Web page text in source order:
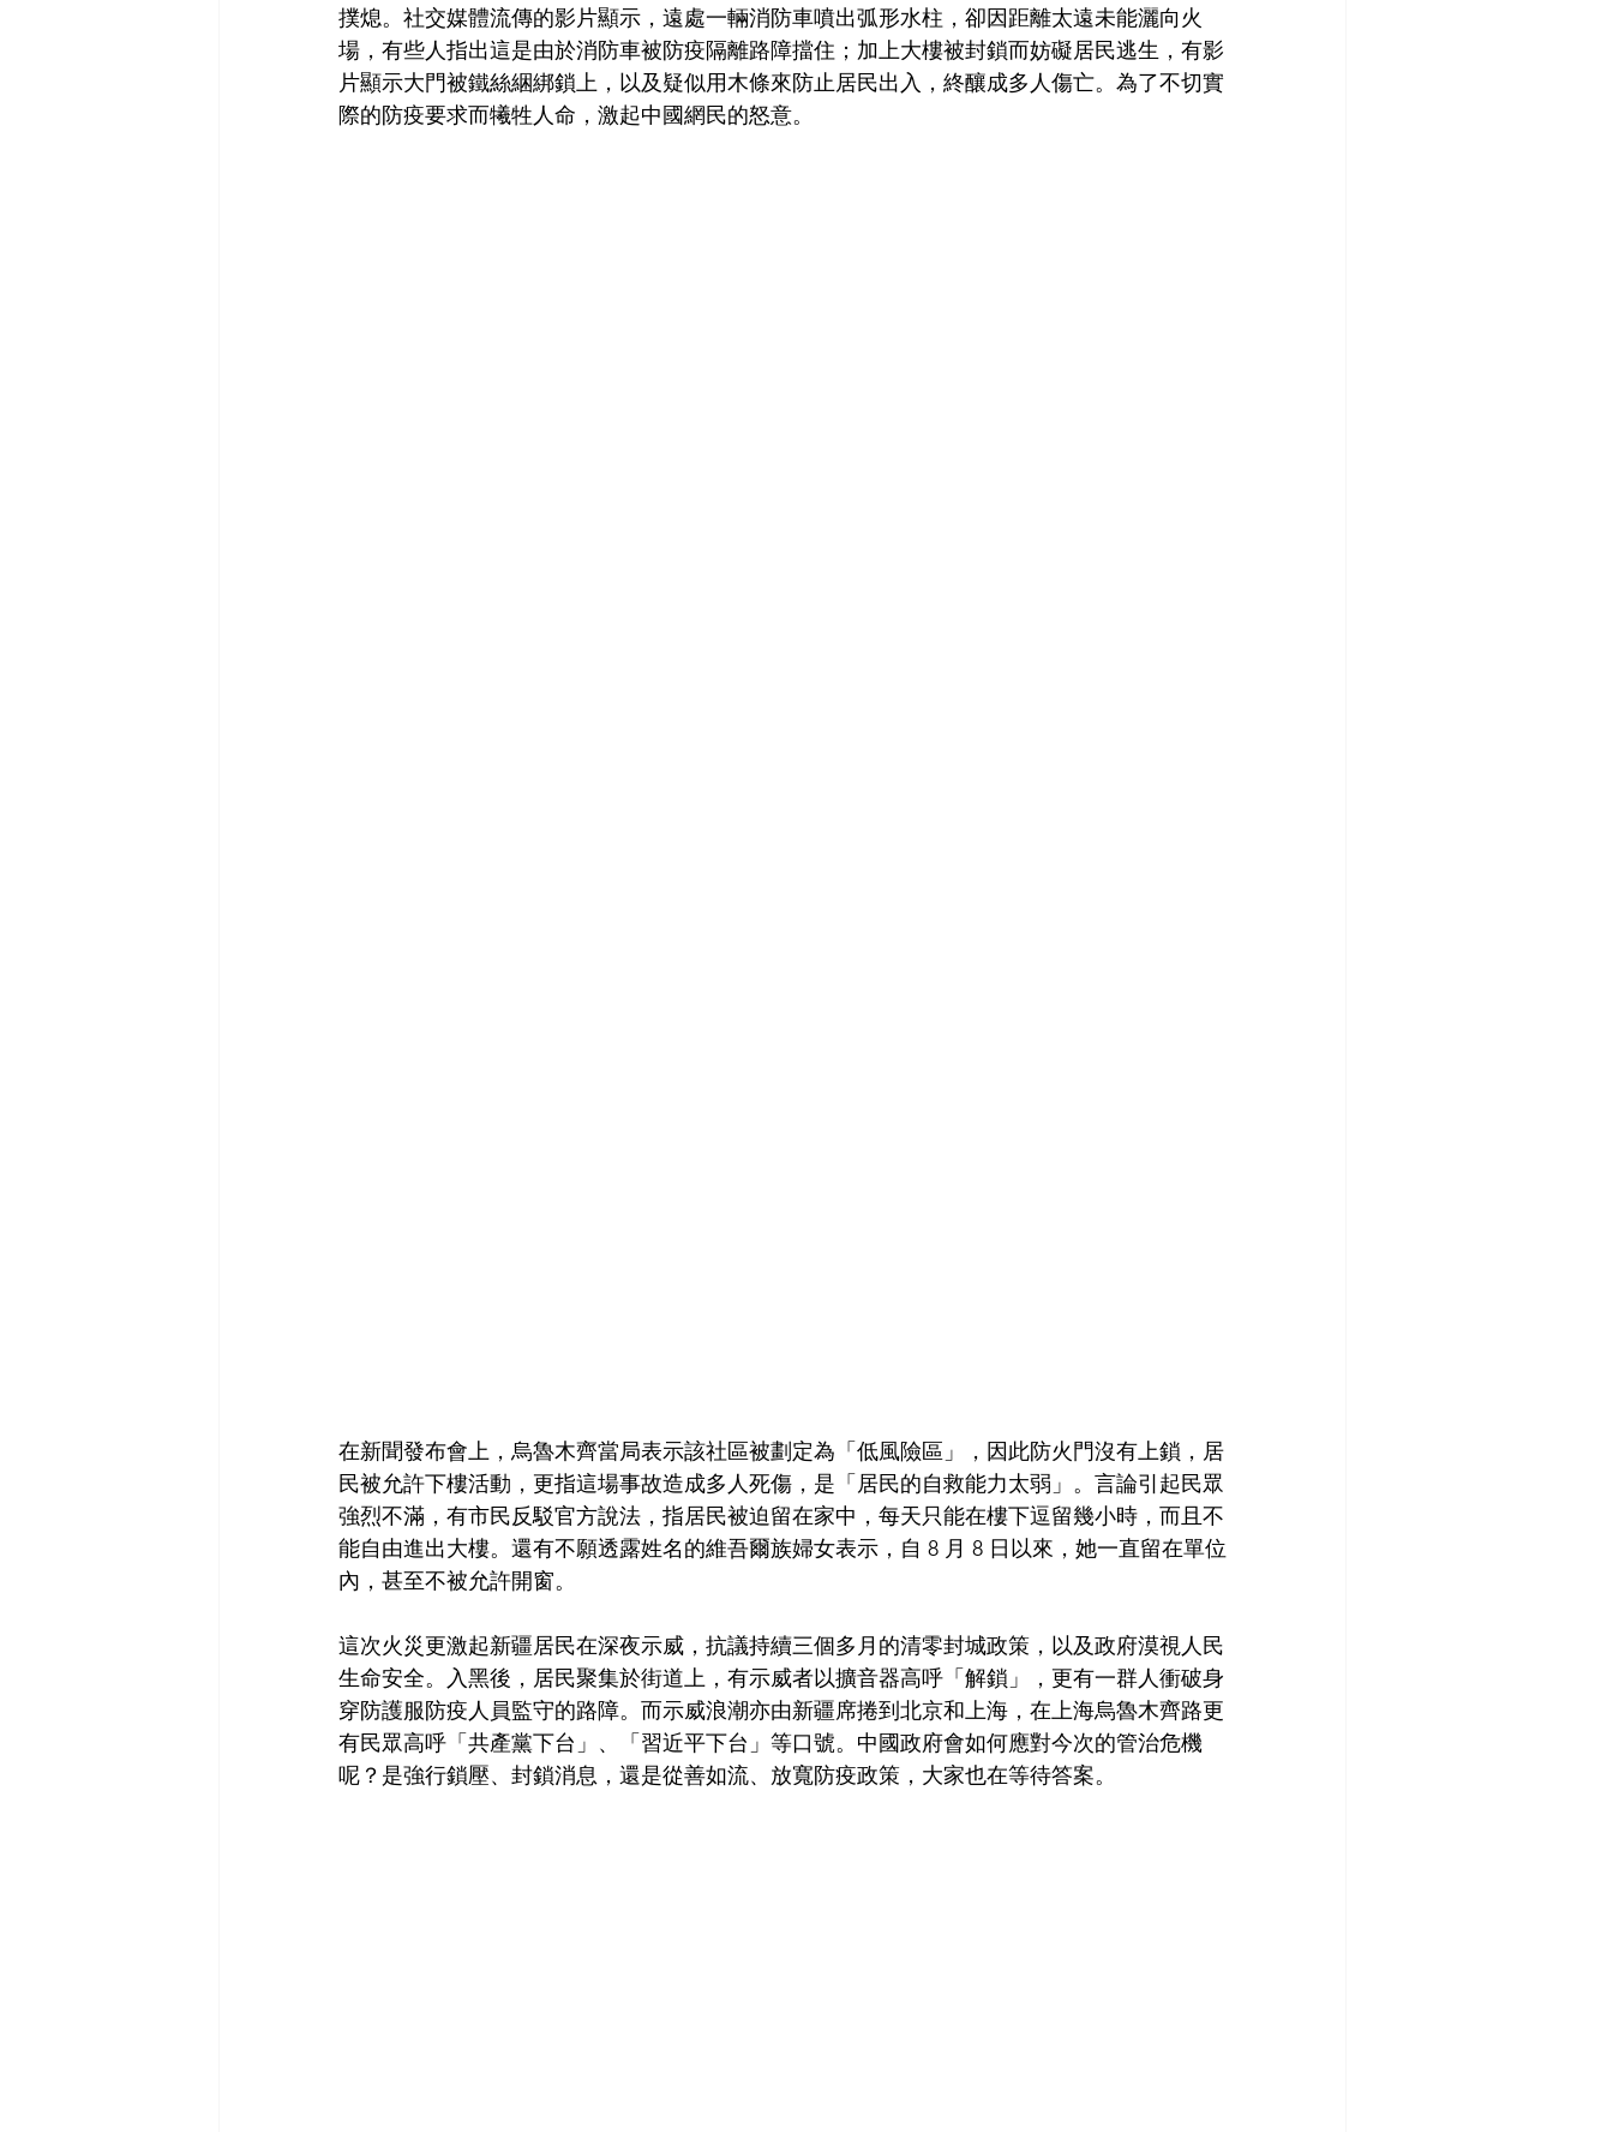
撲熄。社交媒體流傳的影片顯示，遠處一輛消防車噴出弧形水柱，卻因距離太遠未能灑向火
場，有些人指出這是由於消防車被防疫隔離路障擋住；加上大樓被封鎖而妨礙居民逃生，有影
片顯示大門被鐵絲綑綁鎖上，以及疑似用木條來防止居民出入，終釀成多人傷亡。為了不切實
際的防疫要求而犧牲人命，激起中國網民的怒意。
在新聞發布會上，烏魯木齊當局表示該社區被劃定為「低風險區」，因此防火門沒有上鎖，居
民被允許下樓活動，更指這場事故造成多人死傷，是「居民的自救能力太弱」。言論引起民眾
強烈不滿，有市民反駁官方說法，指居民被迫留在家中，每天只能在樓下逗留幾小時，而且不
能自由進出大樓。還有不願透露姓名的維吾爾族婦女表示，自 8 月 8 日以來，她一直留在單位
內，甚至不被允許開窗。
這次火災更激起新疆居民在深夜示威，抗議持續三個多月的清零封城政策，以及政府漠視人民
生命安全。入黑後，居民聚集於街道上，有示威者以擴音器高呼「解鎖」，更有一群人衝破身
穿防護服防疫人員監守的路障。而示威浪潮亦由新疆席捲到北京和上海，在上海烏魯木齊路更
有民眾高呼「共產黨下台」、「習近平下台」等口號。中國政府會如何應對今次的管治危機
呢？是強行鎖壓、封鎖消息，還是從善如流、放寬防疫政策，大家也在等待答案。